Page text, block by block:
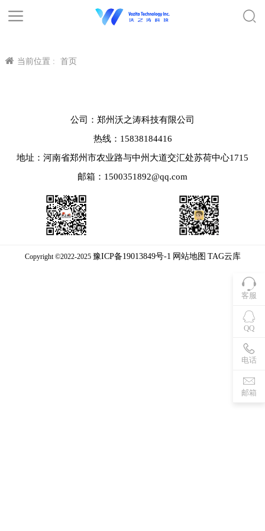
当前位置 : 首页
客服
QQ
电话
邮箱
公司：郑州沃之涛科技有限公司
热线：15838184416
地址：河南省郑州市农业路与中州大道交汇处苏荷中心1715
邮箱：1500351892@qq.com
Copyright ©2022-2025 豫ICP备19013849号-1 网站地图 TAG云库